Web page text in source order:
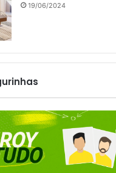
19/06/2024